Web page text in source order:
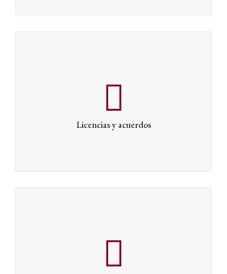
Licencias y acuerdos
Licencias y acuerdos como licencias de operación,
convertirse fácilmente en un activo intangible valioso
estratégico para el ejercicio de una actividad económica.
Cada día, el desarrollo de la tecnología y los modelos de
protección y, por lo tanto, a valoración. En Argen